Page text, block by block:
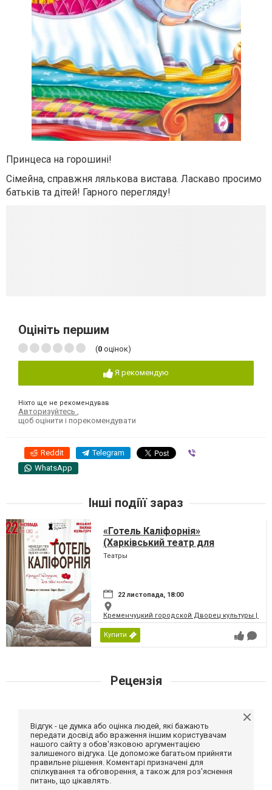
Принцеса на горошині!
Сімейна, справжня лялькова вистава. Ласкаво просимо
батьків та дітей! Гарного перегляду!
Оцініть першим
(0 оцінок)
Я рекомендую
Ніхто ще не рекомендував
Авторизуйтесь
щоб оцінити і порекомендувати
Reddit Telegram
WhatsApp
Інші подіїї зараз
«Готель Каліфорнія»
(Харківський театр для
дорослих)
Театры
22 листопада, 18:00
Кременчуцкий городской Дворец культуры |
Купити
Рецензія
Відгук - це думка або оцінка людей, які бажають
передати досвід або враження іншим користувачам
нашого сайту з обов'язковою аргументацією
залишеного відгука. Це допоможе багатьом прийняти
правильне рішення. Коментарі призначені для
спілкування та обговорення, а також для роз'яснення
питань, що цікавлять.